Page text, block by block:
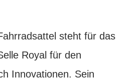
steht für das
Royal für den
Innovationen. Sein